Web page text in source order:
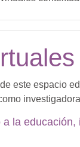
este espacio
la